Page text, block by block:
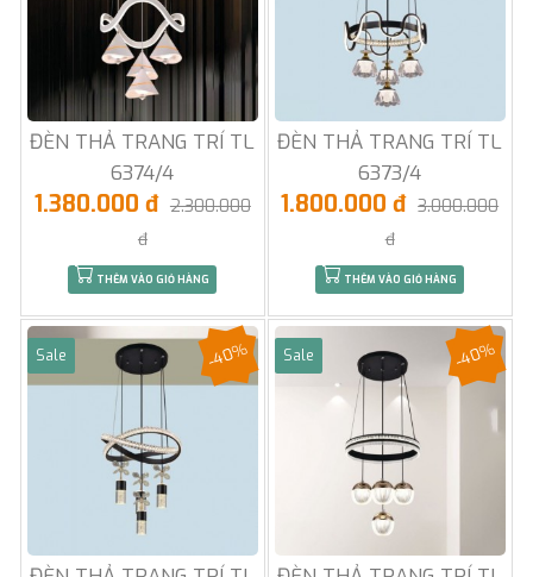
ĐÈN THẢ TRANG TRÍ TL
6374/4
1.380.000 đ 2.300.000
đ
THÊM VÀO GIỎ HÀNG
ĐÈN THẢ TRANG TRÍ TL
6373/4
1.800.000 đ 3.000.000
đ
THÊM VÀO GIỎ HÀNG
Sale -40% Sale -40%